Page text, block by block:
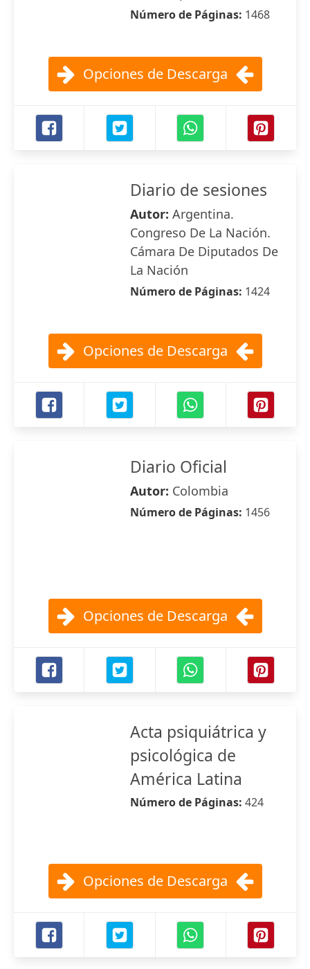
Número de Páginas: 1468
Opciones de Descarga
Diario de sesiones
Autor: Argentina.
Congreso De La Nación.
Cámara De Diputados De
La Nación
Número de Páginas: 1424
Opciones de Descarga
Diario Oficial
Autor: Colombia
Número de Páginas: 1456
Opciones de Descarga
Acta psiquiátrica y
psicológica de
América Latina
Número de Páginas: 424
Opciones de Descarga